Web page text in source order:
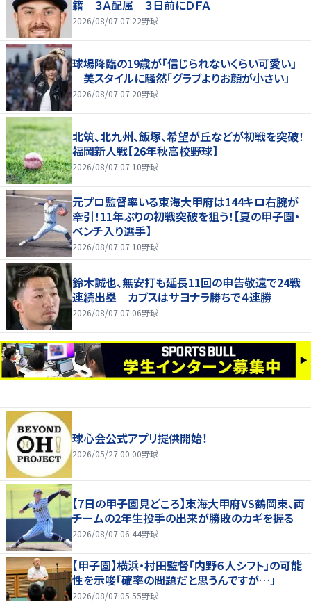
籍 ３Ａ配属 ３日前にＤＦＡ
2026/08/07 07:22野球
球場降臨の19歳が「信じられないくらい可愛い」
美スタイルに騒然「グラブよりお顔が小さい」
2026/08/07 07:20野球
北筑、北九州、飯塚、希望が丘などが初戦を突破！
福岡新人戦【26年秋高校野球】
2026/08/07 07:10野球
元プロ監督率いる東海大甲府は144キロ右腕が
牽引！11年ぶりの初戦突破を狙う！【夏の甲子園・
ベンチ入り選手】
2026/08/07 07:10野球
鈴木誠也、無安打も延長11回の申告敬遠で24戦
連続出塁 カブスはサヨナラ勝ちで４連勝
2026/08/07 07:06野球
球心会公式アプリ提供開始！
2026/05/27 00:00野球
【7日の甲子園見どころ】東海大甲府VS鶴岡東、両
チームの2年生投手の出来が勝敗のカギを握る
2026/08/07 06:44野球
【甲子園】横浜・村田監督「内野６人シフト」の可能
性を示唆「確率の問題だと思うんですが…」
2026/08/07 05:55野球